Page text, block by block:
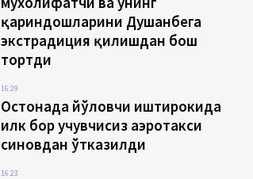
қариндошларини Душанбега
экстрадиция қилишдан бош
тортди
16:29
Остонада йўловчи иштирокида
илк бор учувчисиз аэротакси
синовдан ўтказилди
16:23